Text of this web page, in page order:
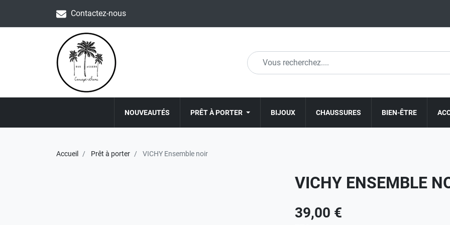
Contactez-nous
NOUVEAUTÉS PRÊT À PORTER BIJOUX CHAUSSURES BIEN-ÊTRE
Accueil Prêt à porter VICHY Ensemble noir
VICHY ENSEMBLE
39,00 €